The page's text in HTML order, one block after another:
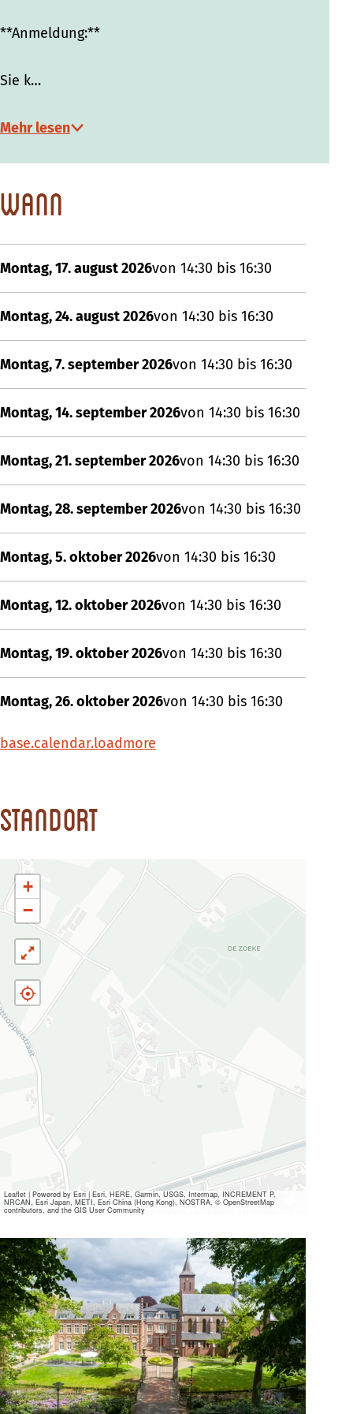
**Anmeldung:**
Sie k…
Mehr lesen
Wann
Montag, 17. august 2026von 14:30 bis 16:30
Montag, 24. august 2026von 14:30 bis 16:30
Montag, 7. september 2026von 14:30 bis 16:30
Montag, 14. september 2026von 14:30 bis 16:30
Montag, 21. september 2026von 14:30 bis 16:30
Montag, 28. september 2026von 14:30 bis 16:30
Montag, 5. oktober 2026von 14:30 bis 16:30
Montag, 12. oktober 2026von 14:30 bis 16:30
Montag, 19. oktober 2026von 14:30 bis 16:30
Montag, 26. oktober 2026von 14:30 bis 16:30
base.calendar.loadmore
Standort
+
−
Leaflet | Powered by Esri | Esri, HERE, Garmin, USGS, Intermap, INCREMENT P,
NRCAN, Esri Japan, METI, Esri China (Hong Kong), NOSTRA, © OpenStreetMap
contributors, and the GIS User Community
Alle
Mediendateien
ansehen